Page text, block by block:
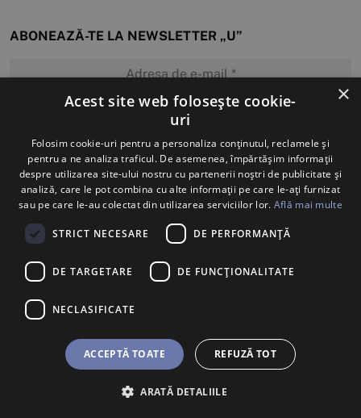
BILETE U SHOP
ABONEAZĂ-TE LA NEWSLETTER „U”
MĂ ABONEZ
×
Acest site web folosește cookie-
uri
Folosim cookie-uri pentru a personaliza conținutul, reclamele și
pentru a ne analiza traficul. De asemenea, împărtășim informații
despre utilizarea site-ului nostru cu partenerii noștri de publicitate și
analiză, care le pot combina cu alte informații pe care le-ați furnizat
sau pe care le-au colectat din utilizarea serviciilor lor. Află mai multe
STRICT NECESARE DE PERFORMANȚĂ
DE TARGETARE DE FUNCŢIONALITATE
NECLASIFICATE
ACCEPTĂ TOATE REFUZĂ TOT
ARATĂ DETALIILE